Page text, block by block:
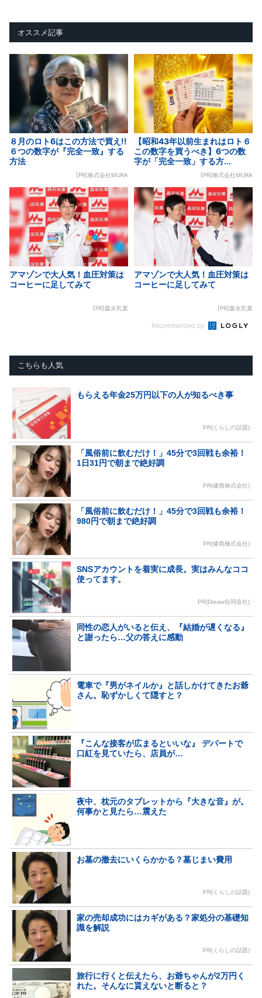
オススメ記事
８月のロト6はこの方法で買え!!
６つの数字が『完全一致』する
方法
[PR]株式会社MURA
【昭和43年以前生まれはロト６
この数字を買うべき】6つの数
字が「完全一致」する方...
[PR]株式会社MURA
アマゾンで大人気！血圧対策は
コーヒーに足してみて
[PR]森永乳業
アマゾンで大人気！血圧対策は
コーヒーに足してみて
[PR]森永乳業
Recommended by
こちらも人気
もらえる年金25万円以下の人が知るべき事
PR(くらしの話題)
「風俗前に飲むだけ！」45分で3回戦も余裕！
1日31円で朝まで絶好調
PR(健商株式会社)
「風俗前に飲むだけ！」45分で3回戦も余裕！
980円で朝まで絶好調
PR(健商株式会社)
SNSアカウントを着実に成長。実はみんなココ
使ってます。
PR(Dreaw合同会社)
同性の恋人がいると伝え、『結婚が遅くなる』
と謝ったら…父の答えに感動
電車で『男がネイルか』と話しかけてきたお爺
さん。恥ずかしくて隠すと？
『こんな接客が広まるといいな』 デパートで
口紅を見ていたら、店員が…
夜中、枕元のタブレットから『大きな音』が。
何事かと見たら…震えた
お墓の撤去にいくらかかる？墓じまい費用
PR(くらしの話題)
家の売却成功にはカギがある？家処分の基礎知
識を解説
PR(くらしの話題)
旅行に行くと伝えたら、お爺ちゃんが2万円く
れた。そんなに貰えないと断ると？